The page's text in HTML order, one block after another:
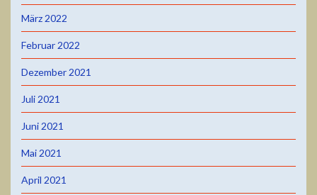
März 2022
Februar 2022
Dezember 2021
Juli 2021
Juni 2021
Mai 2021
April 2021